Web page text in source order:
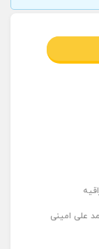
علی امینی